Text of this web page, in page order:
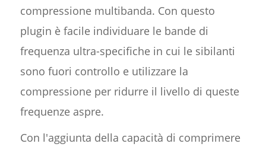
compressione multibanda. Con questo
plugin è facile individuare le bande di
frequenza ultra-specifiche in cui le sibilanti
sono fuori controllo e utilizzare la
compressione per ridurre il livello di queste
frequenze aspre.
Con l'aggiunta della capacità di comprimere